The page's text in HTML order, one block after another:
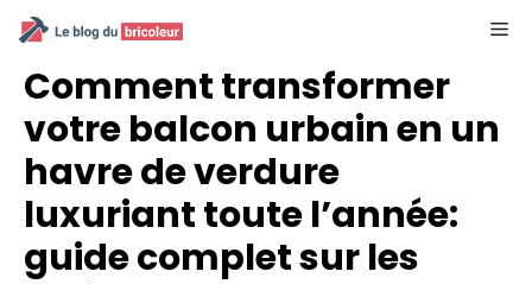
Aller
au
contenu
Comment transformer
votre balcon urbain en un
havre de verdure
luxuriant toute l’année:
guide complet sur les